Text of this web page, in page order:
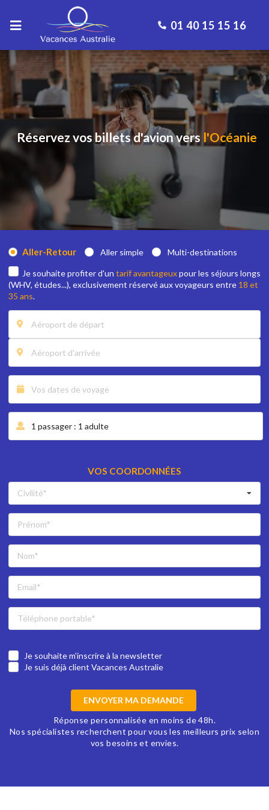
01 40 15 15 16
Réservez vos billets d'avion vers l'Océanie
Aller-Retour Aller simple Multi-destinations
Je souhaite profiter d'un tarif avantageuxpour les séjours longs
(WHV, études...), exclusivement réservé aux voyageurs entre 18 et
35 ans.
VOS COORDONNÉES
Civilité*
Je souhaite m'inscrire à la newsletter
Je suis déjà client Vacances Australie
ENVOYER MA DEMANDE
Réponse personnalisée en moins de 48h.
Nos spécialistes recherchent pour vous les meilleurs prix selon
vos besoins et envies.